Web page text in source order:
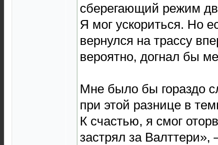
сберегающий режим
Я мог ускориться. Но
вернулся на трассу
вероятно, догнал бы
Мне было бы гораздо
при этой разнице в
К счастью, я смог
застрял за